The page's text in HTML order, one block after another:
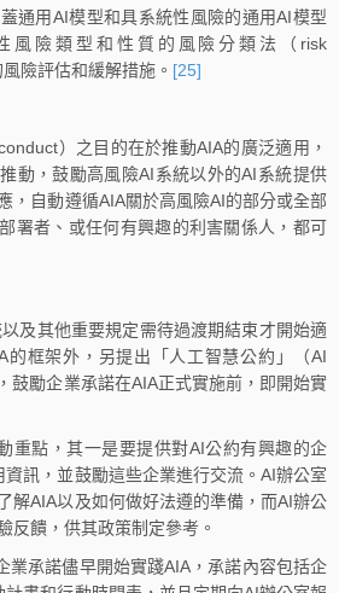
通用AI模型和具系統性風險的通用AI模型
風險類型和性質的風險分類法（risk
險評估和緩解措施。 [25]
）之目的在於推動AIA的廣泛適用，
動，鼓勵高風險AI系統以外的AI系統提供
，自動遵循AIA關於高風險AI的部分或全部
署者、或任何有興趣的利害關係人，都可
及其他重要規定需待過渡期結束才開始適
的框架外，另提出「人工智慧公約」（AI
鼓勵企業承諾在AIA正式實施前，即開始實
重點，其一是要提供對AI公約有興趣的企
訊，並鼓勵這些企業進行交流。AI辦公室
解AIA以及如何做好法遵的準備，而AI辦公
反饋，供其政策制定參考。
業承諾儘早開始實踐AIA，承諾內容包括企